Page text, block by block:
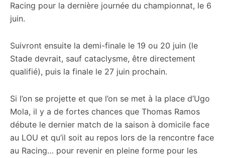
Racing pour la dernière journée du championnat, le 6
juin.
Suivront ensuite la demi-finale le 19 ou 20 juin (le
Stade devrait, sauf cataclysme, être directement
qualifié), puis la finale le 27 juin prochain.
Si l’on se projette et que l’on se met à la place d’Ugo
Mola, il y a de fortes chances que Thomas Ramos
débute le dernier match de la saison à domicile face
au LOU et qu’il soit au repos lors de la rencontre face
au Racing… pour revenir en pleine forme pour les